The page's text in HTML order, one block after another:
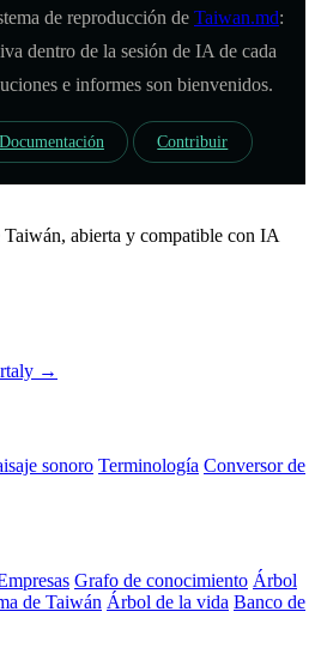
de reproducción de Taiwan.md:
dentro de la sesión de IA de cada
e informes son bienvenidos.
Documentación Contribuir
abierta y compatible con IA
→
sonoro Terminología Conversor de
Grafo de conocimiento Árbol
de Taiwán Árbol de la vida Banco de